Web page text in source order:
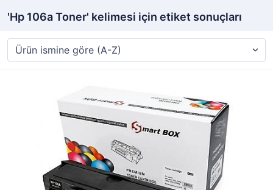
'Hp 106a Toner' kelimesi için etiket sonuçları